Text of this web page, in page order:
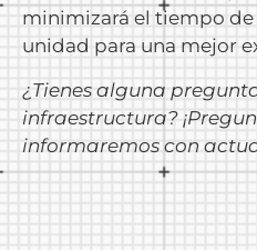
minimizará el tiempo
unidad para una mejor
¿Tienes alguna
infraestructura?
informaremos con